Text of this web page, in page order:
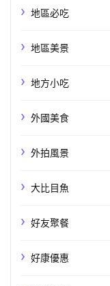
地區必吃
地區美景
地方小吃
外國美食
外拍風景
大比目魚
好友聚餐
好康優惠